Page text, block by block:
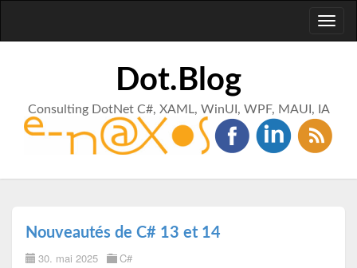
Dot.Blog
Consulting DotNet C#, XAML, WinUI, WPF, MAUI, IA
Nouveautés de C# 13 et 14
30. mai 2025 C#